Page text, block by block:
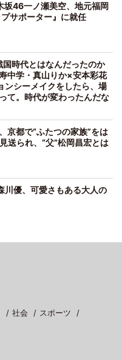
坂46一ノ瀬美空、地元福岡
サポーター』に就任
国時代とはなんだったのか
中学・真山りか×安本彩花
ンシーメイクをしたら、場
て。時代が変わったんだな
京都で“ふたつの家族”をは
送られ、“父”松岡昌宏とは
川優、可愛さもある大人の
社会
スポーツ